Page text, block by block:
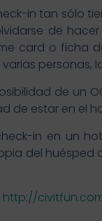
in tan sólo
de
card o ficha
personas,
de un
de estar en el
in en un
del huésped
http://